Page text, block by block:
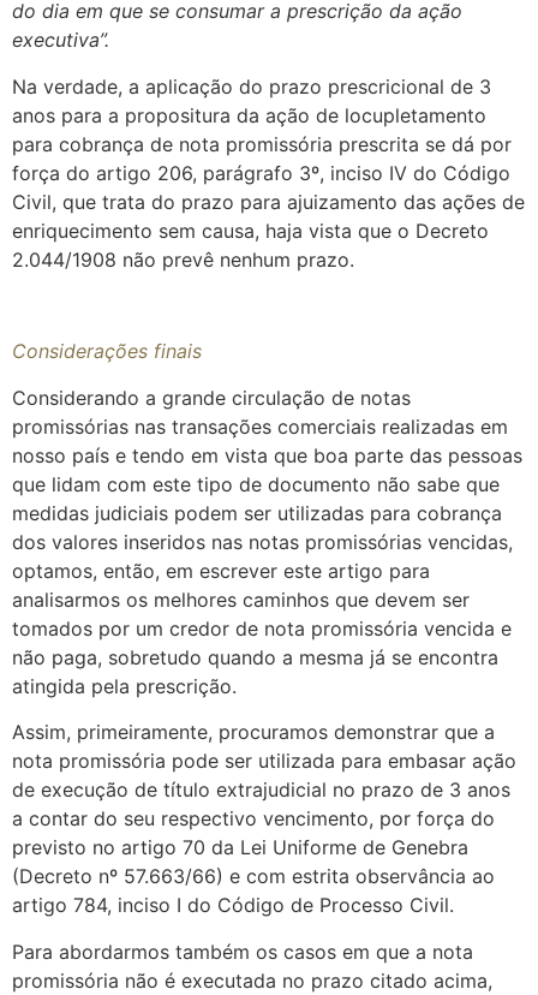
do dia em que se consumar a prescrição da ação
executiva”.
Na verdade, a aplicação do prazo prescricional de 3
anos para a propositura da ação de locupletamento
para cobrança de nota promissória prescrita se dá por
força do artigo 206, parágrafo 3º, inciso IV do Código
Civil, que trata do prazo para ajuizamento das ações de
enriquecimento sem causa, haja vista que o Decreto
2.044/1908 não prevê nenhum prazo.
Considerações finais
Considerando a grande circulação de notas
promissórias nas transações comerciais realizadas em
nosso país e tendo em vista que boa parte das pessoas
que lidam com este tipo de documento não sabe que
medidas judiciais podem ser utilizadas para cobrança
dos valores inseridos nas notas promissórias vencidas,
optamos, então, em escrever este artigo para
analisarmos os melhores caminhos que devem ser
tomados por um credor de nota promissória vencida e
não paga, sobretudo quando a mesma já se encontra
atingida pela prescrição.
Assim, primeiramente, procuramos demonstrar que a
nota promissória pode ser utilizada para embasar ação
de execução de título extrajudicial no prazo de 3 anos
a contar do seu respectivo vencimento, por força do
previsto no artigo 70 da Lei Uniforme de Genebra
(Decreto nº 57.663/66) e com estrita observância ao
artigo 784, inciso I do Código de Processo Civil.
Para abordarmos também os casos em que a nota
promissória não é executada no prazo citado acima,